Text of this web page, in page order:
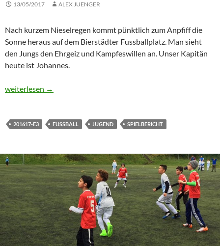
13/05/2017 ALEX JUENGER
Nach kurzem Nieselregen kommt pünktlich zum Anpfiff die
Sonne heraus auf dem Bierstädter Fussballplatz. Man sieht
den Jungs den Ehrgeiz und Kampfeswillen an. Unser Kapitän
heute ist Johannes.
E3 baut durch erneuten Sieg Vorsprung in der Tabelle aus
weiterlesen →
201617-E3 FUSSBALL JUGEND SPIELBERICHT